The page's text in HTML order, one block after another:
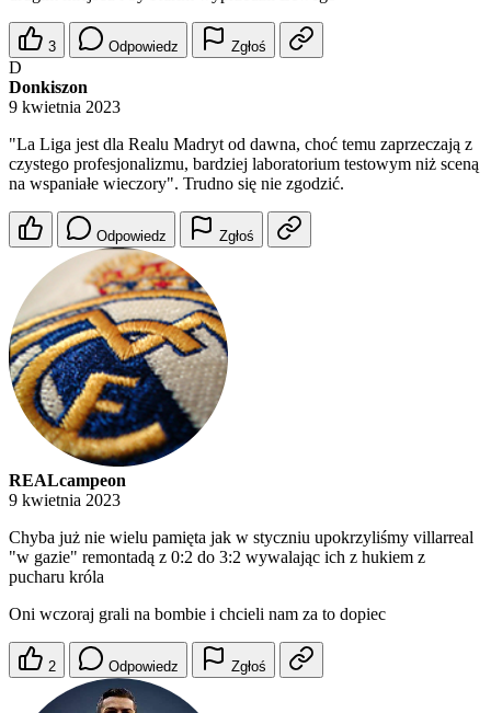
3 Odpowiedz Zgłoś
D
Donkiszon
9 kwietnia 2023
"La Liga jest dla Realu Madryt od dawna, choć temu zaprzeczają z
czystego profesjonalizmu, bardziej laboratorium testowym niż sceną
na wspaniałe wieczory". Trudno się nie zgodzić.
Odpowiedz Zgłoś
REALcampeon
9 kwietnia 2023
Chyba już nie wielu pamięta jak w styczniu upokrzyliśmy villarreal
"w gazie" remontadą z 0:2 do 3:2 wywalając ich z hukiem z
pucharu króla
Oni wczoraj grali na bombie i chcieli nam za to dopiec
2 Odpowiedz Zgłoś